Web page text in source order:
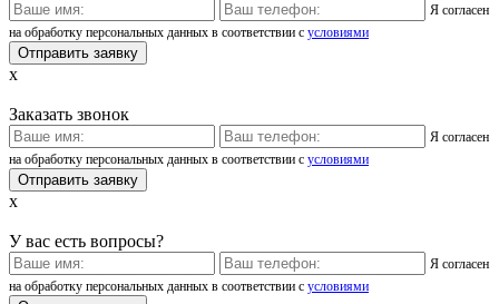
Я согласен
на обработку персональных данных в соответствии с условиями
x
Заказать звонок
Я согласен
на обработку персональных данных в соответствии с условиями
x
У вас есть вопросы?
Я согласен
на обработку персональных данных в соответствии с условиями